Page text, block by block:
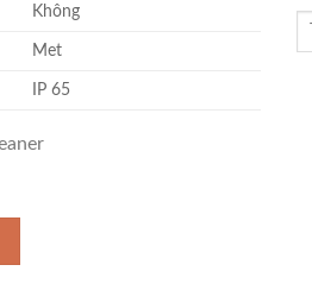
Không
Met
IP 65